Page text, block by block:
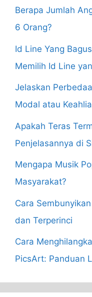
Berapa Jumlah
6 Orang?
Id Line Yang
Memilih Id Line
Jelaskan
Modal atau
Apakah Teras
Penjelasannya di
Mengapa Musik
Masyarakat?
Cara
dan Terperinci
Cara
PicsArt: Panduan